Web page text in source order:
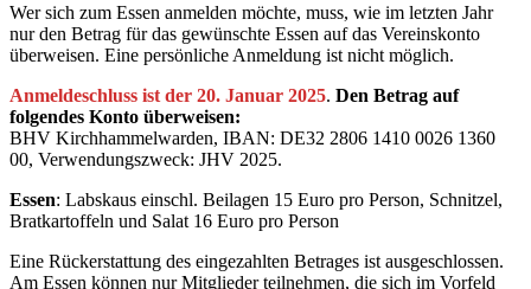
Wer sich zum Essen anmelden möchte, muss, wie im letzten Jahr
nur den Betrag für das gewünschte Essen auf das Vereinskonto
überweisen. Eine persönliche Anmeldung ist nicht möglich.
Anmeldeschluss ist der 20. Januar 2025. Den Betrag auf
folgendes Konto überweisen:
BHV Kirchhammelwarden, IBAN: DE32 2806 1410 0026 1360
00, Verwendungszweck: JHV 2025.
Essen: Labskaus einschl. Beilagen 15 Euro pro Person, Schnitzel,
Bratkartoffeln und Salat 16 Euro pro Person
Eine Rückerstattung des eingezahlten Betrages ist ausgeschlossen.
Am Essen können nur Mitglieder teilnehmen, die sich im Vorfeld